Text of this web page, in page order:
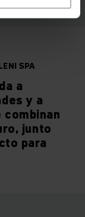
SPA
a
y a
junto
para